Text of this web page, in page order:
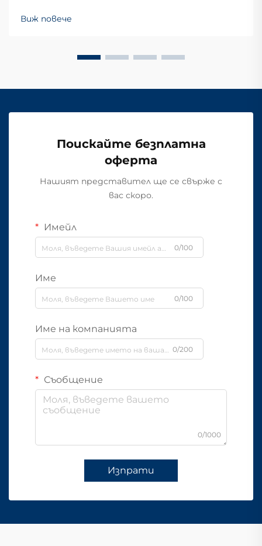
Виж повече
Поискайте безплатна
оферта
Нашият представител ще се свърже с
вас скоро.
Имейл
0/100
Име
0/100
Име на компанията
0/200
Съобщение
0/1000
Изпрати